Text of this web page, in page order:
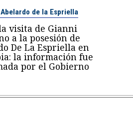
de la Espriella
visita de Gianni
a la posesión de
De La Espriella en
la información fue
por el Gobierno